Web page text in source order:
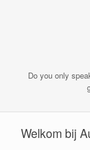
Do you only
Welkom bij